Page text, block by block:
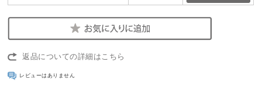
返品についての詳細はこちら
レビューはありません